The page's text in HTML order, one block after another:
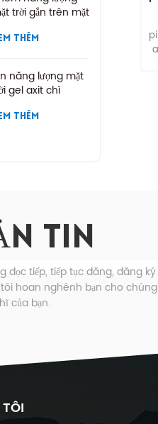
trời gắn trên mặt
THÊM
năng lượng mặt
gel axit chì
THÊM
TIN
đọc tiếp, tiếp tục đăng, đăng
hoan nghênh bạn cho
của bạn.